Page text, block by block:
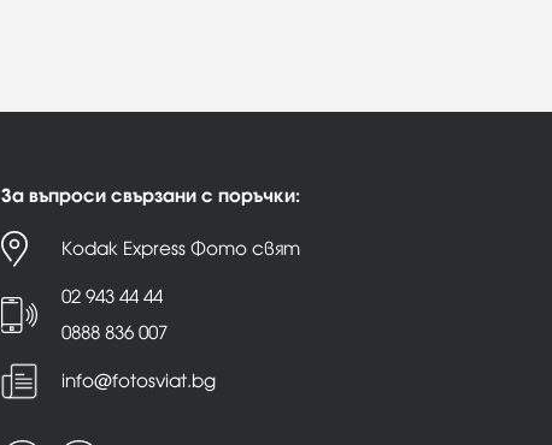
За въпроси свързани с поръчки:
Kodak Express Фото свят
02 943 44 44
0888 836 007
info@fotosviat.bg